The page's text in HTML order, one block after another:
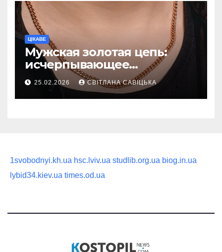
ЦІКАВЕ
Мужская золотая цепь:
исчерпывающее
руководство по выбору
статусного украшения
25.02.2026 СВІТЛАНА САВІЦЬКА
1svobodnyi.kh.ua hsc.lviv.ua studlib.org.ua biog.in.ua
lybid34.kiev.ua times.od.ua